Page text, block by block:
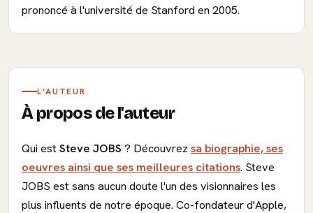
prononcé à l'université de Stanford en 2005.
L'AUTEUR
À propos de l'auteur
Qui estSteve JOBS ? Découvrez sa biographie, ses
oeuvres ainsi que ses meilleures citations. Steve
JOBS est sans aucun doute l'un des visionnaires les
plus influents de notre époque. Co-fondateur d'Apple,